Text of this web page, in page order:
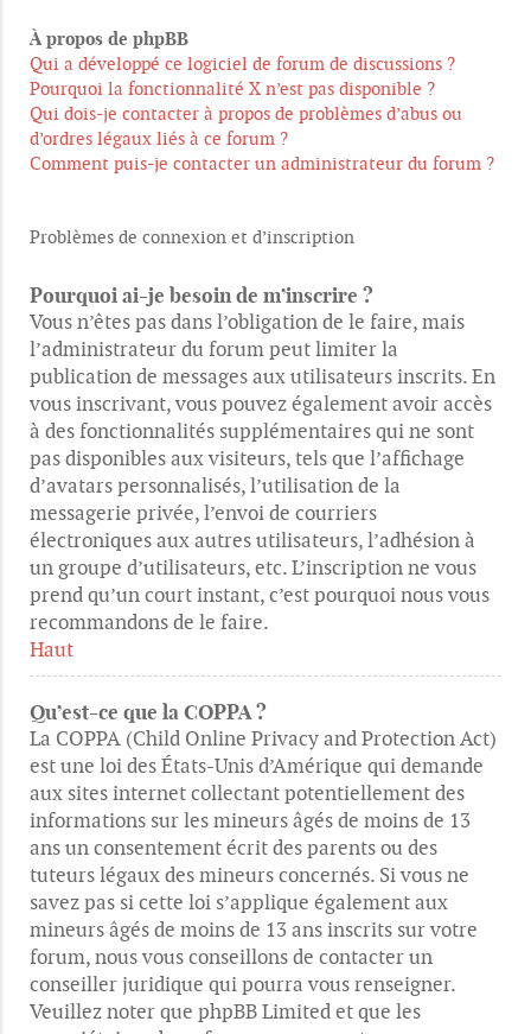
À propos de phpBB
Qui a développé ce logiciel de forum de discussions ?
Pourquoi la fonctionnalité X n’est pas disponible ?
Qui dois-je contacter à propos de problèmes d’abus ou
d’ordres légaux liés à ce forum ?
Comment puis-je contacter un administrateur du forum ?
Problèmes de connexion et d’inscription
Pourquoi ai-je besoin de m’inscrire ?
Vous n’êtes pas dans l’obligation de le faire, mais
l’administrateur du forum peut limiter la
publication de messages aux utilisateurs inscrits. En
vous inscrivant, vous pouvez également avoir accès
à des fonctionnalités supplémentaires qui ne sont
pas disponibles aux visiteurs, tels que l’affichage
d’avatars personnalisés, l’utilisation de la
messagerie privée, l’envoi de courriers
électroniques aux autres utilisateurs, l’adhésion à
un groupe d’utilisateurs, etc. L’inscription ne vous
prend qu’un court instant, c’est pourquoi nous vous
recommandons de le faire.
Haut
Qu’est-ce que la COPPA ?
La COPPA (Child Online Privacy and Protection Act)
est une loi des États-Unis d’Amérique qui demande
aux sites internet collectant potentiellement des
informations sur les mineurs âgés de moins de 13
ans un consentement écrit des parents ou des
tuteurs légaux des mineurs concernés. Si vous ne
savez pas si cette loi s’applique également aux
mineurs âgés de moins de 13 ans inscrits sur votre
forum, nous vous conseillons de contacter un
conseiller juridique qui pourra vous renseigner.
Veuillez noter que phpBB Limited et que les